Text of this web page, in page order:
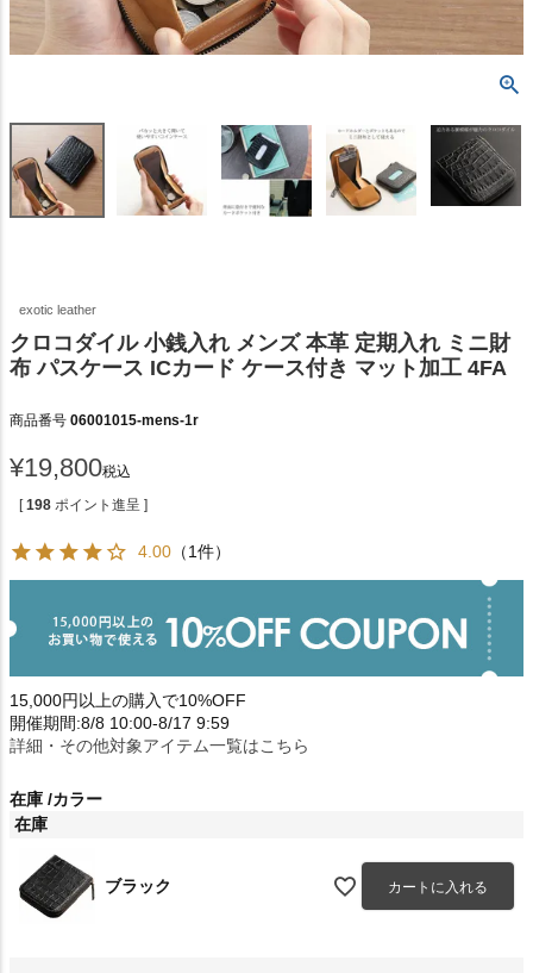
exotic leather
クロコダイル 小銭入れ メンズ 本革 定期入れ ミニ財
布 パスケース ICカード ケース付き マット加工 4FA
商品番号 06001015-mens-1r
¥19,800税込
[ 198 ポイント進呈 ]
4.00 （1件）
15,000円以上の購入で10%OFF
開催期間:8/8 10:00-8/17 9:59
詳細・その他対象アイテム一覧はこちら
在庫 カラー
在庫
ブラック カートに入れる